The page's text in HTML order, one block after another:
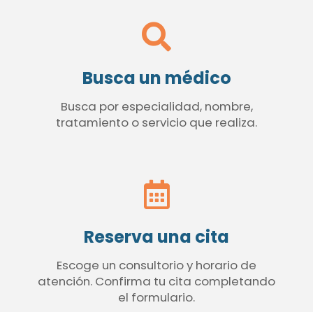
Busca un médico
Busca por especialidad, nombre,
tratamiento o servicio que realiza.
Reserva una cita
Escoge un consultorio y horario de
atención. Confirma tu cita completando
el formulario.